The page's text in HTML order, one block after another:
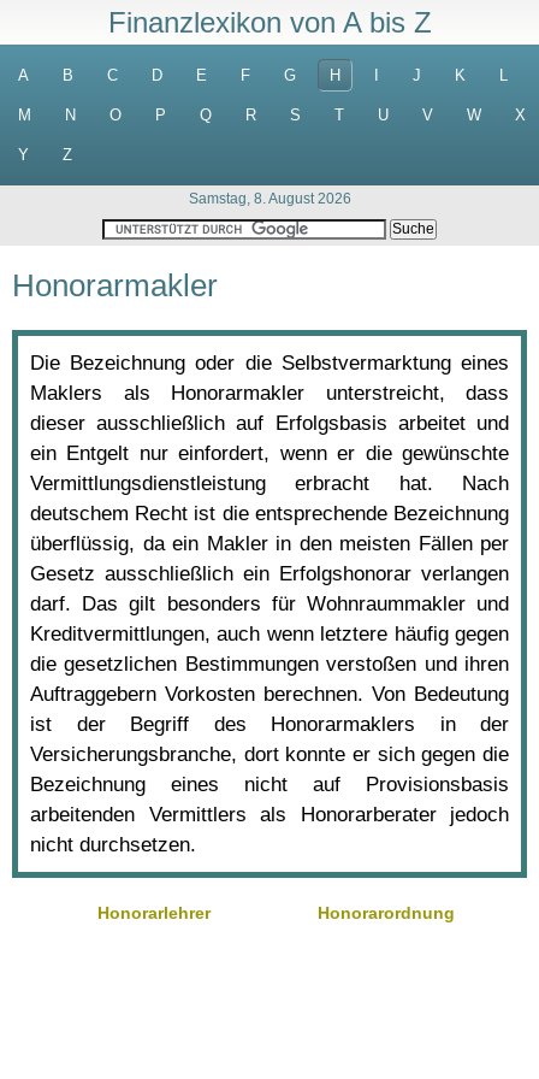
Finanzlexikon von A bis Z
A B C D E F G H J K L
M N O P Q R S T U V W X
Y Z
Samstag, 8. August 2026
Honorarmakler
Die Bezeichnung oder die Selbstvermarktung eines
Maklers als Honorarmakler unterstreicht, dass
dieser ausschließlich auf Erfolgsbasis arbeitet und
ein Entgelt nur einfordert, wenn er die gewünschte
Vermittlungsdienstleistung erbracht hat. Nach
deutschem Recht ist die entsprechende Bezeichnung
überflüssig, da ein Makler in den meisten Fällen per
Gesetz ausschließlich ein Erfolgshonorar verlangen
darf. Das gilt besonders für Wohnraummakler und
Kreditvermittlungen, auch wenn letztere häufig gegen
die gesetzlichen Bestimmungen verstoßen und ihren
Auftraggebern Vorkosten berechnen. Von Bedeutung
ist der Begriff des Honorarmaklers in der
Versicherungsbranche, dort konnte er sich gegen die
Bezeichnung eines nicht auf Provisionsbasis
arbeitenden Vermittlers als Honorarberater jedoch
nicht durchsetzen.
Honorarlehrer Honorarordnung